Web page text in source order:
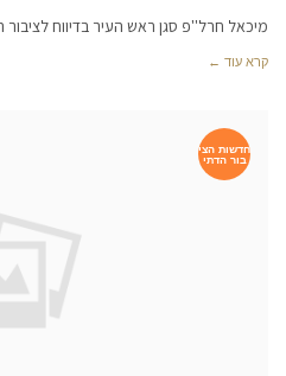
מיכאל חרל''פ סגן ראש העיר בדיווח לציבור
קרא עוד ←
חדשות הצי
בור הדתי